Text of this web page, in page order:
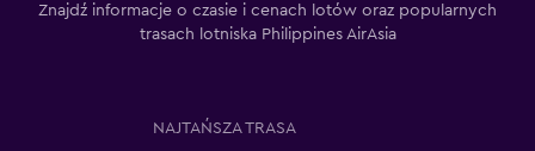
Znajdź informacje o czasie i cenach lotów oraz popularnych
trasach lotniska Philippines AirAsia
NAJTAŃSZA TRASA